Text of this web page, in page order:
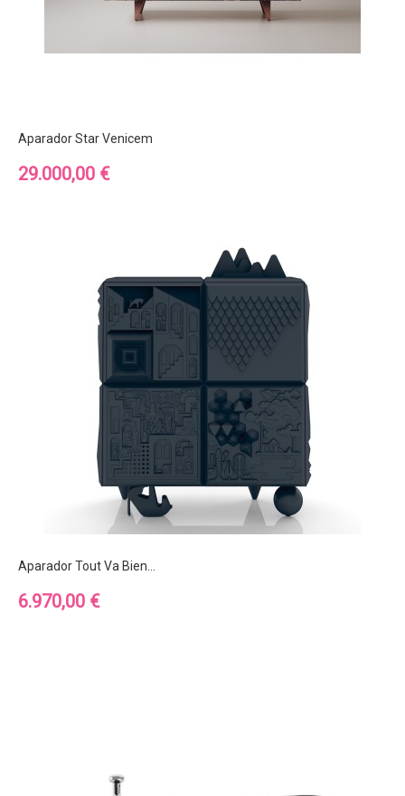
Aparador Star Venicem
Precio
29.000,00 €
Aparador Tout Va Bien...
Precio
6.970,00 €